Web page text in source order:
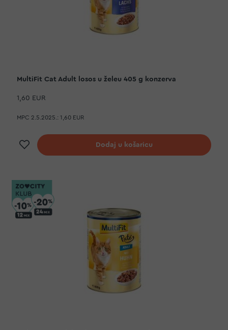
MultiFit Cat Adult losos u želeu 405 g konzerva
1,60 EUR
MPC 2.5.2025.: 1,60 EUR
Dodaj na listu želja
Dodaj u košaricu